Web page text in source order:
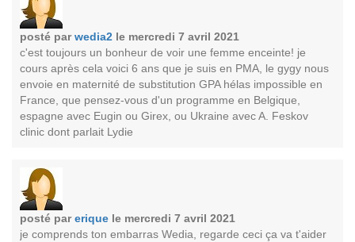
posté parwedia2 le mercredi 7 avril 2021
c'est toujours un bonheur de voir une femme enceinte! je
cours après cela voici 6 ans que je suis en PMA, le gygy nous
envoie en maternité de substitution GPA hélas impossible en
France, que pensez-vous d'un programme en Belgique,
espagne avec Eugin ou Girex, ou Ukraine avec A. Feskov
clinic dont parlait Lydie
posté parerique le mercredi 7 avril 2021
je comprends ton embarras Wedia, regarde ceci ça va t'aider